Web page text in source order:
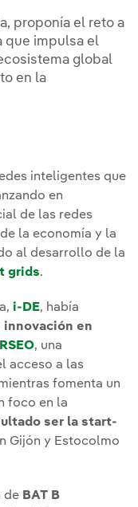
proponía el reto a
que impulsa el
global
en la
inteligentes que
en
de las redes
la economía y la
al desarrollo de la
grids.
i-DE, había
en
, una
acceso a las
fomenta un
foco en la
ser la start-
Gijón y Estocolmo
de BAT B